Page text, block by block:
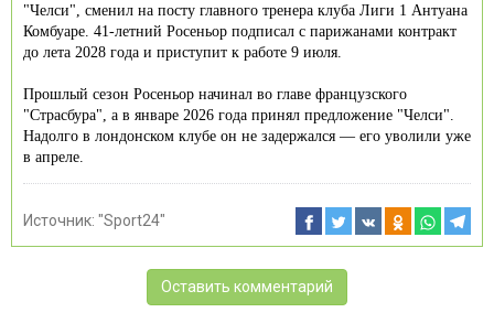
"Челси", сменил на посту главного тренера клуба Лиги 1 Антуана
Комбуаре. 41-летний Росеньор подписал с парижанами контракт
до лета 2028 года и приступит к работе 9 июля.
Прошлый сезон Росеньор начинал во главе французского
"Страсбура", а в январе 2026 года принял предложение "Челси".
Надолго в лондонском клубе он не задержался — его уволили уже
в апреле.
Источник: "Sport24"
Оставить комментарий